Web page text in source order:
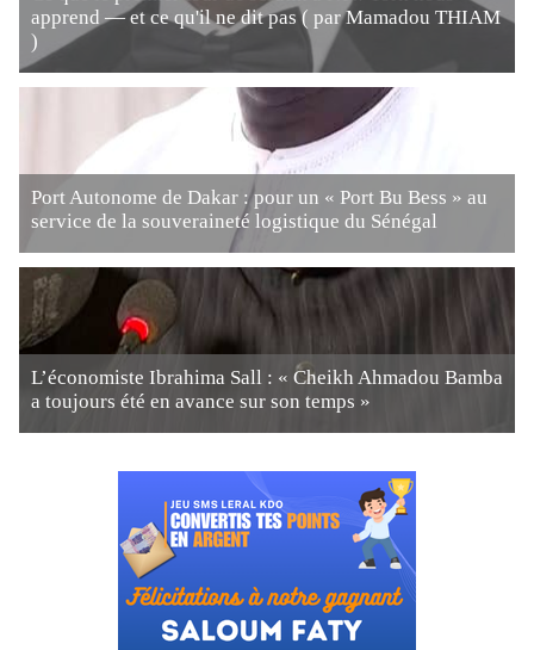
apprend — et ce qu'il ne dit pas ( par Mamadou THIAM
)
Port Autonome de Dakar : pour un « Port Bu Bess » au
service de la souveraineté logistique du Sénégal
L’économiste Ibrahima Sall : « Cheikh Ahmadou Bamba
a toujours été en avance sur son temps »